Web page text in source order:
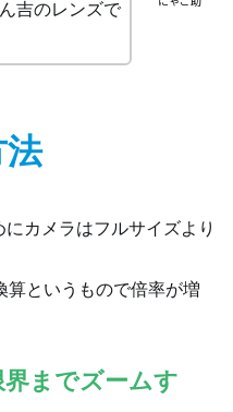
吉のレンズで
カメラはフルサイズより
算というもので倍率が増
までズームす